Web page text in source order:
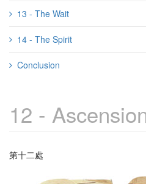
13 - The Wait
14 - The Spirit
Conclusion
12 -
第十二處